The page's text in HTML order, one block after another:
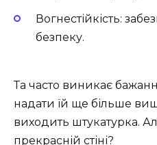
Вогнестійкість:
безпеку.
Та часто виникає
надати їй ще більше
виходить штукатурка.
прекрасній стіні?